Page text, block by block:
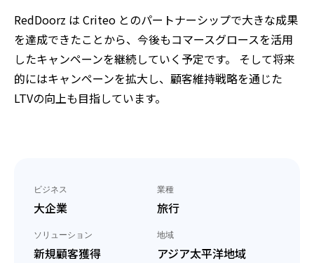
ビジネス
大企業
業種
旅行
ソリューション
新規顧客獲得
地域
アジア太平洋地域
RedDoorz は Criteo とのパートナーシップで大きな成果
を達成できたことから、今後もコマースグロースを活用
したキャンペーンを継続していく予定です。 そして将来
的にはキャンペーンを拡大し、顧客維持戦略を通じた
LTVの向上も目指しています。